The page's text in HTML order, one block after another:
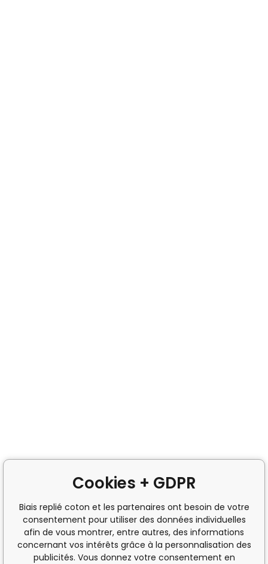
Cookies + GDPR
Biais replié coton et les partenaires ont besoin de votre
consentement pour utiliser des données individuelles
afin de vous montrer, entre autres, des informations
concernant vos intérêts grâce à la personnalisation des
publicités. Vous donnez votre consentement en